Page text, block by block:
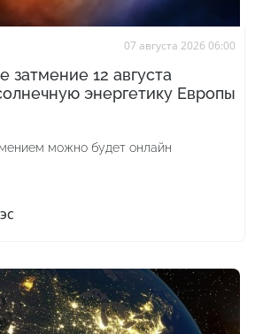
07 августа 2026 06:00
затмение 12 августа
энергетику Европы
можно будет онлайн